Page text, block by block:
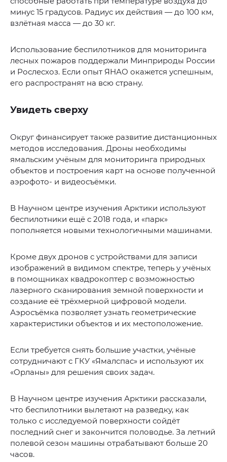
минус 15 градусов. Радиус их действия — до 100 км,
взлётная масса — до 30 кг.
Использование беспилотников для мониторинга
лесных пожаров поддержали Минприроды России
и Рослесхоз. Если опыт ЯНАО окажется успешным,
его распространят на всю страну.
Увидеть сверху
Округ финансирует также развитие дистанционных
методов исследования. Дроны необходимы
ямальским учёным для мониторинга природных
объектов и построения карт на основе полученной
аэрофото- и видеосъёмки.
В Научном центре изучения Арктики используют
беспилотники ещё с 2018 года, и «парк»
пополняется новыми технологичными машинами.
Кроме двух дронов с устройствами для записи
изображений в видимом спектре, теперь у учёных
в помощниках квадрокоптер с возможностью
лазерного сканирования земной поверхности и
создание её трёхмерной цифровой модели.
Аэросъёмка позволяет узнать геометрические
характеристики объектов и их местоположение.
Если требуется снять большие участки, учёные
сотрудничают с ГКУ «Ямалспас» и используют их
«Орланы» для решения своих задач.
В Научном центре изучения Арктики рассказали,
что беспилотники вылетают на разведку, как
только с исследуемой поверхности сойдёт
последний снег и закончится половодье. За летний
полевой сезон машины отрабатывают больше 20
часов.